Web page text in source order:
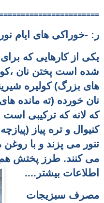
ر: -خوراکی های ایام
یکی از کارهایی که
شده است پختن نان
های بزرگ) کولیره
نان خورده (ته مانده
که لانه که ترکیبی است
کنیوال و تره پیاز
تنور می پزند و با روغن
می کنند. طرز پختش
اطلاعات بیشتر....
مصرف سبزیجات